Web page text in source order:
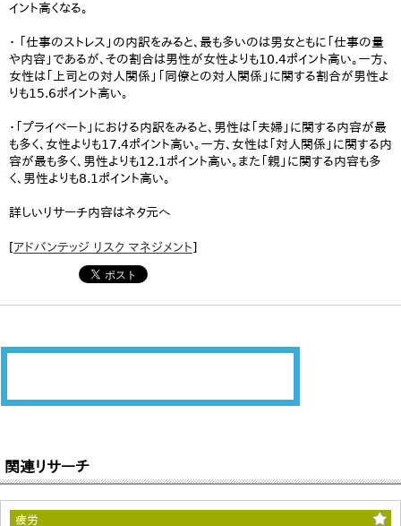
イント高くなる。
・ 「仕事のストレス」の内訳をみると、最も多いのは男女ともに「仕事の量
や内容」であるが、その割合は男性が女性よりも10.4ポイント高い。一方、
女性は「上司との対人関係」「同僚との対人関係」に関する割合が男性よ
りも15.6ポイント高い。
・「プライベート」における内訳をみると、男性は「夫婦」に関する内容が最
も多く、女性よりも17.4ポイント高い。一方、女性は「対人関係」に関する内
容が最も多く、男性よりも12.1ポイント高い。また「親」に関する内容も多
く、男性よりも8.1ポイント高い。
詳しいリサーチ内容はネタ元へ
[アドバンテッジ リスク マネジメント]
関連リサーチ
疲労